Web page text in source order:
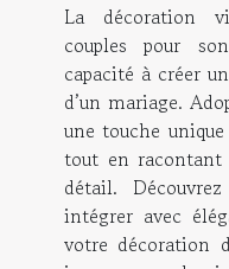
La décoration
couples pour
capacité à créer
d’un mariage.
une touche
tout en racontant
détail.
intégrer avec
votre décoration